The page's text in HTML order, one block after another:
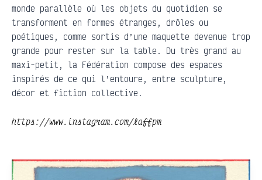
monde parallèle où les objets du quotidien se
transforment en formes étranges, drôles ou
poétiques, comme sortis d’une maquette devenue trop
grande pour rester sur la table. Du très grand au
maxi-petit, la Fédération compose des espaces
inspirés de ce qui l’entoure, entre sculpture,
décor et fiction collective.
https://www.instagram.com/laffpm
REBU+UBU=RÉBUS